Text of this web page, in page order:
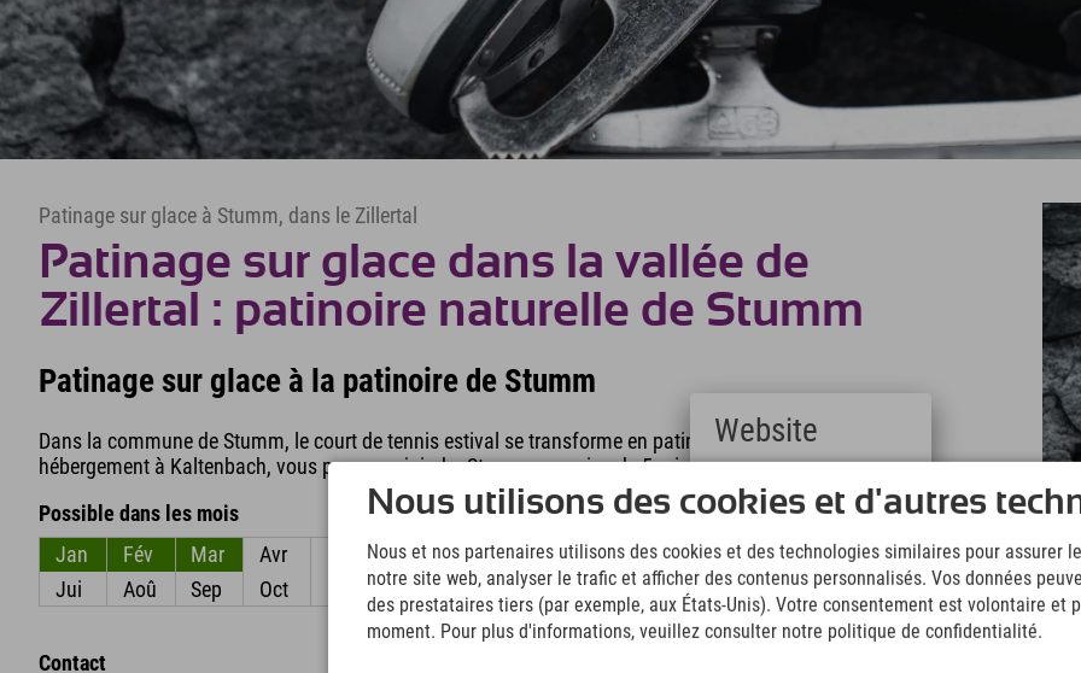
Patinage sur glace à Stumm, dans le Zillertal
Patinage sur glace dans la vallée de
Zillertal : patinoire naturelle de Stumm
Patinage sur glace à la patinoire de Stumm
Dans la commune de Stumm, le court de tennis estival se transforme en patinoire l'hiver. Depuis votre
hébergement à Kaltenbach, vous pouvez rejoindre Stumm en moins de 5 minutes.
Possible dans les mois
Jan
Fév Mar Avr
Jun
Jui
Aoû Sep Oct Déc
Contact
Nous utilisons des cookies et d'autres
Nous et nos partenaires utilisons des cookies et des technologies similaires pour assurer
notre site web, analyser le trafic et afficher des contenus personnalisés. Vos données
des prestataires tiers (par exemple, aux États-Unis). Votre consentement est volontaire et
moment. Pour plus d'informations, veuillez consulter notre politique de confidentialité.
Website
Deutsch
(German)
(English)
Italiano
(Italian)
Čeština